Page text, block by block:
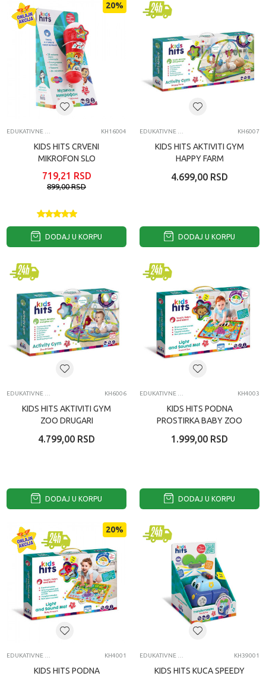
20%
KH16004
KIDS HITS CRVENI
MIKROFON SLO
719,21 RSD
899,00RSD
DODAJ U KORPU
KH6007
KIDS HITS AKTIVITI GYM
HAPPY FARM
4.699,00 RSD
DODAJ U KORPU
KH6006
KIDS HITS AKTIVITI GYM
ZOO DRUGARI
4.799,00 RSD
DODAJ U KORPU
KH4003
KIDS HITS PODNA
PROSTIRKA BABY ZOO
1.999,00 RSD
DODAJ U KORPU
20%
KH4001
KIDS HITS PODNA
KH39001
KIDS HITS KUCA SPEEDY